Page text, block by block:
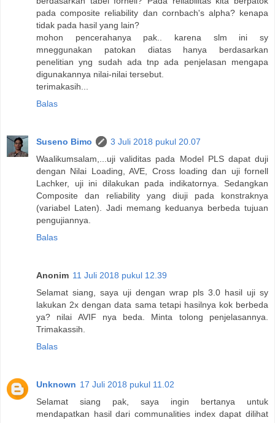
pada composite reliability dan cornbach's alpha? kenapa
tidak pada hasil yang lain?
mohon pencerahanya pak.. karena slm ini sy
mneggunakan patokan diatas hanya berdasarkan
penelitian yng sudah ada tnp ada penjelasan mengapa
digunakannya nilai-nilai tersebut.
terimakasih...
Balas
Suseno Bimo
3 Juli 2018 pukul 20.07
Waalikumsalam,...uji validitas pada Model PLS dapat duji
dengan Nilai Loading, AVE, Cross loading dan uji fornell
Lachker, uji ini dilakukan pada indikatornya. Sedangkan
Composite dan reliability yang diuji pada konstraknya
(variabel Laten). Jadi memang keduanya berbeda tujuan
pengujiannya.
Balas
Anonim 11 Juli 2018 pukul 12.39
Selamat siang, saya uji dengan wrap pls 3.0 hasil uji sy
lakukan 2x dengan data sama tetapi hasilnya kok berbeda
ya? nilai AVIF nya beda. Minta tolong penjelasannya.
Trimakassih.
Balas
Unknown 17 Juli 2018 pukul 11.02
Selamat siang pak, saya ingin bertanya untuk
mendapatkan hasil dari communalities index dapat dilihat